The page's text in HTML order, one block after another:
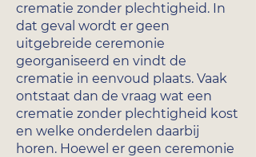
crematie zonder plechtigheid. In
dat geval wordt er geen
uitgebreide ceremonie
georganiseerd en vindt de
crematie in eenvoud plaats. Vaak
ontstaat dan de vraag wat een
crematie zonder plechtigheid kost
en welke onderdelen daarbij
horen. Hoewel er geen ceremonie